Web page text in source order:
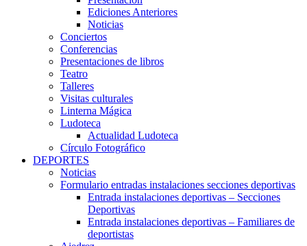
Ediciones Anteriores
Noticias
Conciertos
Conferencias
Presentaciones de libros
Teatro
Talleres
Visitas culturales
Linterna Mágica
Ludoteca
Actualidad Ludoteca
Círculo Fotográfico
DEPORTES
Noticias
Formulario entradas instalaciones secciones deportivas
Entrada instalaciones deportivas – Secciones
Deportivas
Entrada instalaciones deportivas – Familiares de
deportistas